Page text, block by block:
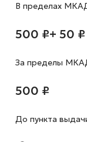
В пределах
500 ₽+ 50
За пределы
500 ₽
До пункта